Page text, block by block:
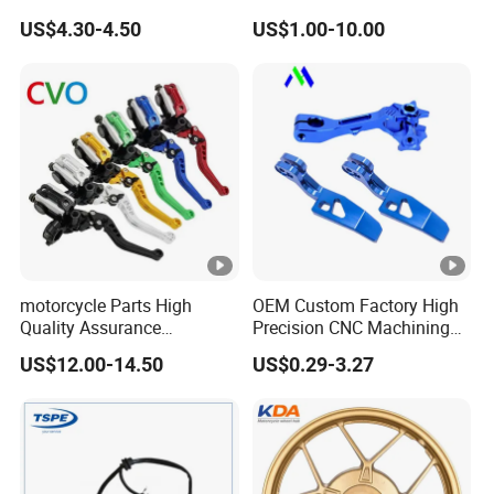
contato que previne eficazmente o vazamento de
rolamento representa a combinação perfeita de
inovação e funcionalidade, atendendo às mais
altas expectativas de diversos setores.
Sprocket Kit for Gn125 Cg-
125 Bm150
US$4.30-4.50
Motorcycle Engine for
Honda/Suzuki/Bajaj/Lifan
Piezas Para Motocicleta
US$1.00-10.00
motorcycle Parts High
Quality Assurance
Hydraulic Clutch Brake
Handle Motorcycle Spare
Motorcycle Accessories
US$12.00-14.50
OEM Custom Factory High
Precision CNC Machining
Aluminum Parts Motorcycle
Accessories
US$0.29-3.27